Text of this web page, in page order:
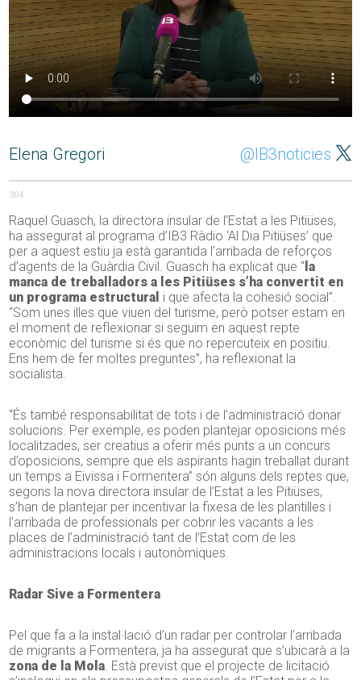
Elena Gregori @IB3noticies
304
Raquel Guasch, la directora insular de l’Estat a les Pitiüses,
ha assegurat al programa d’IB3 Ràdio ‘Al Dia Pitiüses’ que
per a aquest estiu ja està garantida l’arribada de reforços
d’agents de la Guàrdia Civil. Guasch ha explicat que “ la
manca de treballadors a les Pitiüses s’ha convertit en
un programa estructural i que afecta la cohesió social”.
“Som unes illes que viuen del turisme, però potser estam en
el moment de reflexionar si seguim en aquest repte
econòmic del turisme si és que no repercuteix en positiu.
Ens hem de fer moltes preguntes”, ha reflexionat la
socialista.
“És també responsabilitat de tots i de l’administració donar
solucions. Per exemple, es poden plantejar oposicions més
localitzades, ser creatius a oferir més punts a un concurs
d’oposicions, sempre que els aspirants hagin treballat durant
un temps a Eivissa i Formentera” són alguns dels reptes que,
segons la nova directora insular de l’Estat a les Pitiüses,
s’han de plantejar per incentivar la fixesa de les plantilles i
l’arribada de professionals per cobrir les vacants a les
places de l’administració tant de l’Estat com de les
administracions locals i autonòmiques.
Radar Sive a Formentera
Pel que fa a la instal·lació d’un radar per controlar l’arribada
de migrants a Formentera, ja ha assegurat que s’ubicarà a la
zona de la Mola. Està previst que el projecte de licitació